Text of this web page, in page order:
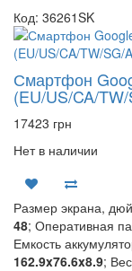
Код: 36261SK
Смартфон
(EU/US/CA/
17423 грн
Нет в наличии
Размер экрана,
48; Оперативная
Емкость
162.9x76.6x8.9;